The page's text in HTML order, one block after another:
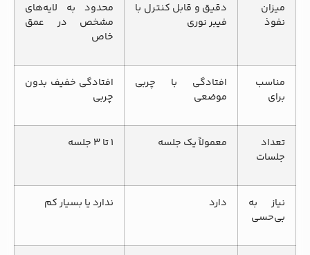
میزان
نفوذ
دقیق و قابل کنترل با
فیبر نوری
محدود به لایه‌های
مشخص در عمق
خاص
مناسب
برای
افتادگی با چربی
موضعی
افتادگی خفیف بدون
چربی
تعداد
جلسات
معمولاً یک جلسه ۱ تا ۳ جلسه
نیاز به
بی‌حسی
دارد ندارد یا بسیار کم